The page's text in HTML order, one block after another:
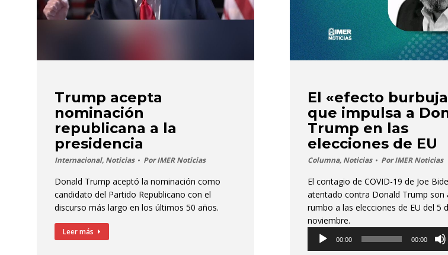
Trump acepta
nominación
republicana a la
presidencia
Internacional, Noticias PorIMER Noticias
Donald Trump aceptó la nominación como
candidato del Partido Republicano con el
discurso más largo en los últimos 50 años.
Leer más
El «efecto
que impulsa a
Trump en las
elecciones de EU
Columna, Noticias PorIMER Noticias
El contagio de COVID-19 de Joe
atentado contra Donald Trump son
rumbo a las elecciones de EU del 5
noviembre.
Reproductor
00:00 00:00